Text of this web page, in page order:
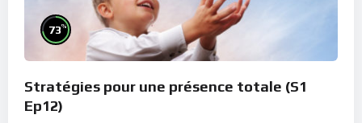
73%
Stratégies pour une présence totale (S1
Ep12)